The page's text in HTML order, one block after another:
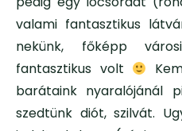
valami fantasztikus
nekünk, főképp
fantasztikus volt
barátaink nyaralójánál
szedtünk diót, szilvát.